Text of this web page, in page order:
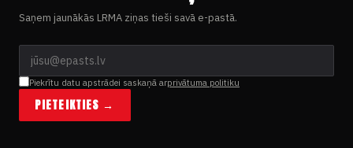
Saņem jaunākās LRMA ziņas tieši savā e-pastā.
Piekrītu datu apstrādei saskaņā arprivātuma politiku
PIETEIKTIES →